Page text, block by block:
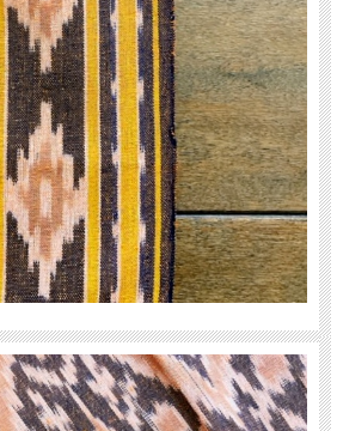
ターパックでのご発送が可能です（1枚までなら
）」、2枚までなら「レターパックプラス（600
どが生じる可能性がありますこと、予めご了承くだ
一律750円）が一度加算されますが、その後にお送
にて、レターパックでの送料に基づき再計算した金
。